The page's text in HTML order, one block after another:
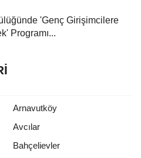
'Genç Girişimcilere
Programı...
Arnavutköy
Avcılar
Bahçelievler